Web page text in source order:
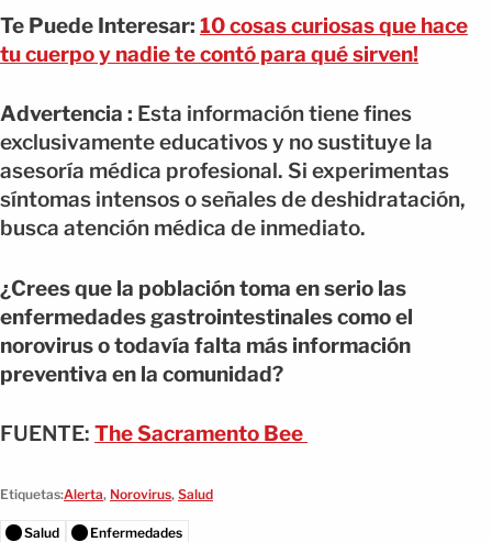
Te Puede Interesar: 10 cosas curiosas que hace
tu cuerpo y nadie te contó para qué sirven!
Advertencia : Esta información tiene fines
exclusivamente educativos y no sustituye la
asesoría médica profesional. Si experimentas
síntomas intensos o señales de deshidratación,
busca atención médica de inmediato.
¿Crees que la población toma en serio las
enfermedades gastrointestinales como el
norovirus o todavía falta más información
preventiva en la comunidad?
FUENTE: The Sacramento Bee
Etiquetas:Alerta, Norovirus, Salud
Salud Enfermedades